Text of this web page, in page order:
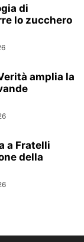
di
lo zucchero
amplia la
a Fratelli
della